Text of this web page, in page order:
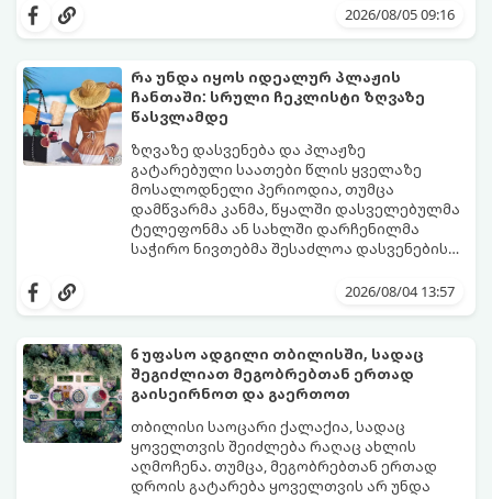
უკვე საკუთარ საწოლში გძინავთ.
მარტივ მარშრუტს თბილისიდან,2026/08/05 09:16
რა უნდა იყოს იდეალურ პლაჟის
ჩანთაში: სრული ჩეკლისტი ზღვაზე
წასვლამდე
ზღვაზე დასვენება და პლაჟზე
გატარებული საათები წლის ყველაზე
მოსალოდნელი პერიოდია, თუმცა
დამწვარმა კანმა, წყალში დასველებულმა
ტელეფონმა ან სახლში დარჩენილმა
საჭირო ნივთებმა შესაძლოა დასვენების
კომფორტულად იგრძნოთ და არაფერი
2026/08/04 13:57
6 უფასო ადგილი თბილისში, სადაც
შეგიძლიათ მეგობრებთან ერთად
გაისეირნოთ და გაერთოთ
თბილისი საოცარი ქალაქია, სადაც
ყოველთვის შეიძლება რაღაც ახლის
აღმოჩენა. თუმცა, მეგობრებთან ერთად
დროის გატარება ყოველთვის არ უნდა